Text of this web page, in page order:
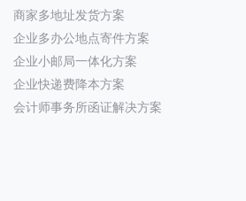
商家多地址发货方案
企业多办公地点寄件方案
企业小邮局一体化方案
企业快递费降本方案
会计师事务所函证解决方案